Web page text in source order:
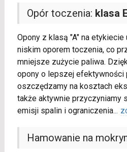
Opór toczenia: klasa
Opony z klasą "A" na
niskim oporem toczenia, co
mniejsze zużycie paliwa.
opony o lepszej efektywności
oszczędzamy na kosztach
także aktywnie przyczyniamy
emisji spalin i ograniczenia...
Hamowanie na